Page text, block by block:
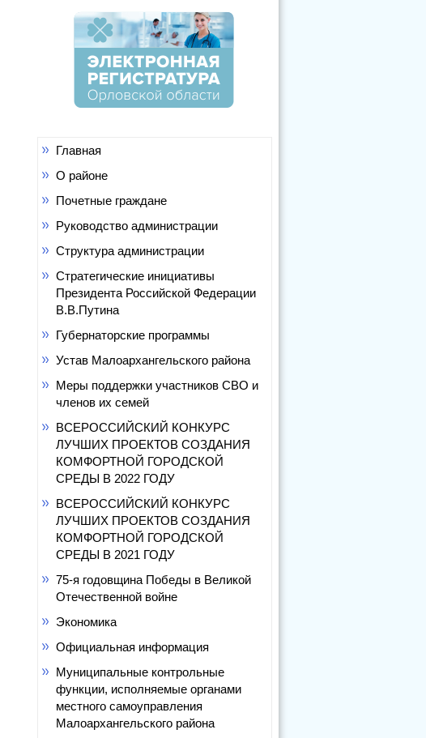
Главная
О районе
Почетные граждане
Руководство администрации
Структура администрации
Стратегические инициативы
Президента Российской Федерации
В.В.Путина
Губернаторские программы
Устав Малоархангельского района
Меры поддержки участников СВО и
членов их семей
ВСЕРОССИЙСКИЙ КОНКУРС
ЛУЧШИХ ПРОЕКТОВ СОЗДАНИЯ
КОМФОРТНОЙ ГОРОДСКОЙ
СРЕДЫ В 2022 ГОДУ
ВСЕРОССИЙСКИЙ КОНКУРС
ЛУЧШИХ ПРОЕКТОВ СОЗДАНИЯ
КОМФОРТНОЙ ГОРОДСКОЙ
СРЕДЫ В 2021 ГОДУ
75-я годовщина Победы в Великой
Отечественной войне
Экономика
Официальная информация
Муниципальные контрольные
функции, исполняемые органами
местного самоуправления
Малоархангельского района